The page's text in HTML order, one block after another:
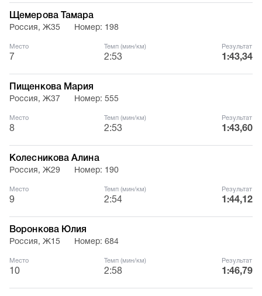
Щемерова Тамара
Россия, Ж35 Номер: 198
Место
7
Темп (мин/км)
2:53
Результат
1:43,34
Пищенкова Мария
Россия, Ж37 Номер: 555
Место
8
Темп (мин/км)
2:53
Результат
1:43,60
Колесникова Алина
Россия, Ж29 Номер: 190
Место
9
Темп (мин/км)
2:54
Результат
1:44,12
Воронкова Юлия
Россия, Ж15 Номер: 684
Место
10
Темп (мин/км)
2:58
Результат
1:46,79